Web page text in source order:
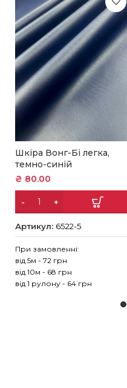
Шкіра Вонг-Бі легка,
темно-синій
₴ 80.00
Артикул: 6522-5
При замовленні:
від 5м - 72 грн
від 10м - 68 грн
від 1 рулону - 64 грн